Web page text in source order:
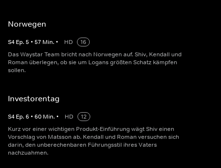
Norwegen
S4 Ep.5 • 57 Min. • HD
16
Das Waystar Team bricht nach Norwegen auf. Shiv, Kendall und
Roman überlegen, ob sie um Logans größten Schatz kämpfen
sollen.
Investorentag
S4 Ep.6 • 60 Min. • HD
12
Kurz vor einer wichtigen Produkt-Einführung wägt Shiv einen
Vorschlag von Matsson ab. Kendall und Roman versuchen sich
darin, den unberechenbaren Führungsstil ihres Vaters
nachzuahmen.